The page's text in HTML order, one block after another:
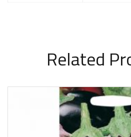
Related